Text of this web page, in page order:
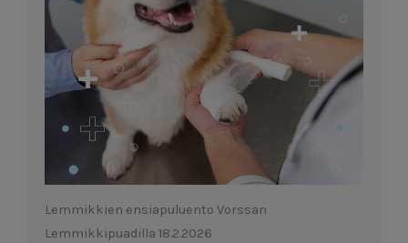
Lemmikkien ensiapuluento Vorssan
Lemmikkipuadilla 18.2.2026